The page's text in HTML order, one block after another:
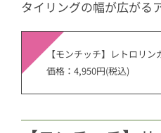
タイリングの幅が広がる
【モンチッチ】レトロリ
価格：4,950円(税込)